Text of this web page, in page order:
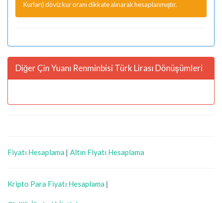
Kurları) döviz kur oranı dikkate alınarak hesaplanmıştır.
Diğer Çin Yuanı Renminbisi Türk Lirası Dönüşümleri
Fiyatı Hesaplama | Altın Fiyatı Hesaplama
Kripto Para Fiyatı Hesaplama |